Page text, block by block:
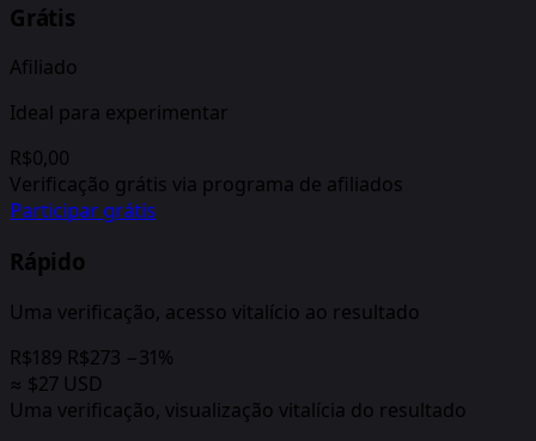
Grátis
Afiliado
Ideal para experimentar
R$0,00
Verificação grátis via programa de afiliados
Participar grátis
Rápido
Uma verificação, acesso vitalício ao resultado
R$189 R$273 −31%
≈ $27 USD
Uma verificação, visualização vitalícia do resultado